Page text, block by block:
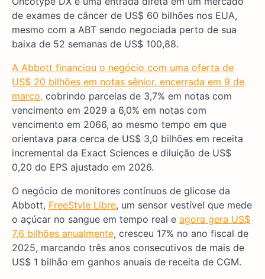
de exames de câncer de US$ 60 bilhões nos EUA,
mesmo com a ABT sendo negociada perto de sua
baixa de 52 semanas de US$ 100,88.
A Abbott financiou o negócio com uma oferta de
US$ 20 bilhões em notas sênior, encerrada em 9 de
março, cobrindo parcelas de 3,7% em notas com
vencimento em 2029 a 6,0% em notas com
vencimento em 2066, ao mesmo tempo em que
orientava para cerca de US$ 3,0 bilhões em receita
incremental da Exact Sciences e diluição de US$
0,20 do EPS ajustado em 2026.
O negócio de monitores contínuos de glicose da
Abbott, FreeStyle Libre, um sensor vestível que mede
o açúcar no sangue em tempo real e agora gera US$
7,6 bilhões anualmente, cresceu 17% no ano fiscal de
2025, marcando três anos consecutivos de mais de
US$ 1 bilhão em ganhos anuais de receita de CGM.